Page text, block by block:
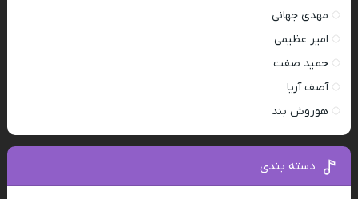
مهدی جهانی
امیر عظیمی
حمید صفت
آصف آریا
هوروش بند
دسته بندی